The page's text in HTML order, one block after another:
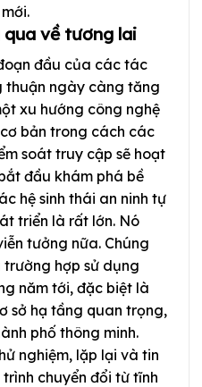
về tương lai
đầu của các tác
thuận ngày càng tăng
xu hướng công nghệ
bản trong cách các
soát truy cập sẽ hoạt
đầu khám phá bề
hệ sinh thái an ninh tự
triển là rất lớn. Nó
tưởng nữa. Chúng
hợp sử dụng
năm tới, đặc biệt là
sở hạ tầng quan trọng,
phố thông minh.
nghiệm, lặp lại và tin
chuyển đổi từ tĩnh